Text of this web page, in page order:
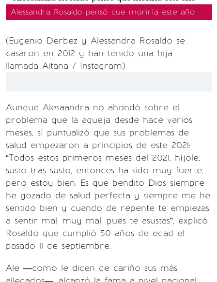
Alessandra Rosaldo pensó que moriría este año
(Eugenio Derbez y Alessandra Rosaldo se
casaron en 2012 y han tenido una hija
llamada Aitana / Instagram)
Aunque Alesaandra no ahondó sobre el
problema que la aqueja desde hace varios
meses, sí puntualizó que sus problemas de
salud empezaron a principios de este 2021:
“Todos estos primeros meses del 2021, híjole,
susto tras susto, entonces ha sido muy fuerte,
pero estoy bien. Es que bendito Dios siempre
he gozado de salud perfecta y siempre me he
sentido bien y cuando de repente te empiezas
a sentir mal, muy mal, pues te asustas”, explicó
Rosaldo que cumplió 50 años de edad el
pasado 11 de septiembre.
Ale —como le dicen de cariño sus más